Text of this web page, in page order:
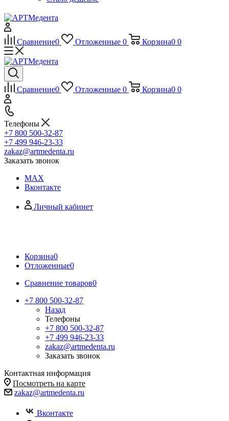
Сравнение0 Отложенные 0 Корзина0 0
Сравнение0 Отложенные 0 Корзина0 0
Телефоны
+7 800 500-32-87
+7 499 946-23-33
zakaz@artmedenta.ru
Заказать звонок
MAX
Вконтакте
Личный кабинет
Корзина0
Отложенные0
Сравнение товаров0
+7 800 500-32-87
Назад
Телефоны
+7 800 500-32-87
+7 499 946-23-33
zakaz@artmedenta.ru
Заказать звонок
Контактная информация
Посмотреть на карте
zakaz@artmedenta.ru
Вконтакте